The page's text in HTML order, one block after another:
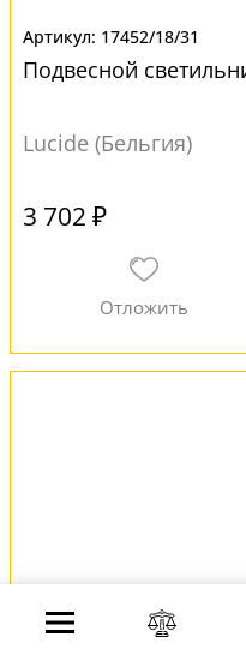
17452/18/31
Подвесной
Lucide (Бельгия)
3 702 ₽